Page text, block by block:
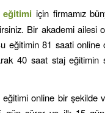
eğitimi için firmamız
Bir akademi ailesi
eğitimin 81 saati online
40 saat staj
online bir şekilde